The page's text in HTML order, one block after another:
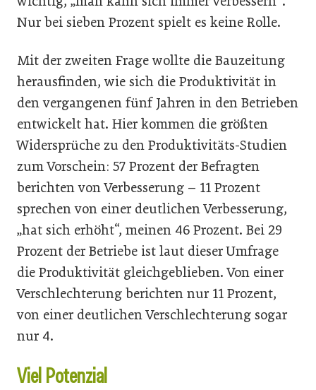
Nur bei sieben Prozent spielt es keine Rolle.
Mit der zweiten Frage wollte die Bauzeitung
herausfinden, wie sich die Produktivität in
den vergangenen fünf Jahren in den Betrieben
entwickelt hat. Hier kommen die größten
Widersprüche zu den Produktivitäts-Studien
zum Vorschein: 57 Prozent der Befragten
berichten von Verbesserung – 11 Prozent
sprechen von einer deutlichen Verbesserung,
„hat sich erhöht“, meinen 46 Prozent. Bei 29
Prozent der Betriebe ist laut dieser Umfrage
die Produktivität gleichgeblieben. Von einer
Verschlechterung berichten nur 11 Prozent,
von einer deutlichen Verschlechterung sogar
nur 4.
Viel Potenzial